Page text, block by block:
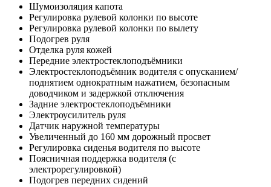
Шумоизоляция капота
Регулировка рулевой колонки по высоте
Регулировка рулевой колонки по вылету
Подогрев руля
Отделка руля кожей
Передние электростеклоподъёмники
Электростеклоподъёмник водителя с опусканием/
поднятием однократным нажатием, безопасным
доводчиком и задержкой отключения
Задние электростеклоподъёмники
Электроусилитель руля
Датчик наружной температуры
Увеличенный до 160 мм дорожный просвет
Регулировка сиденья водителя по высоте
Поясничная поддержка водителя (с
электрорегулировкой)
Подогрев передних сидений